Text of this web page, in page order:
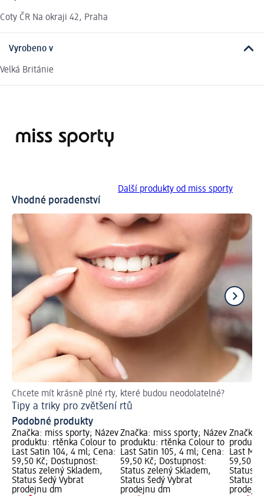
Coty ČR Na okraji 42, Praha
Vyrobeno v
Velká Británie
Další produkty od miss sporty
Vhodné poradenství
Chcete mít krásně plné rty, které budou neodolatelné?
Tipy a triky pro zvětšení rtů
Podobné produkty
Značka: miss sporty; Název
produktu: rtěnka Colour to
Last Satin 104, 4 ml; Cena:
59,50 Kč; Dostupnost:
Status zelený Skladem,
Status šedý Vybrat
prodejnu dm
Značka: miss sporty; Název
produktu: rtěnka Colour to
Last Satin 105, 4 ml; Cena:
59,50 Kč; Dostupnost:
Status zelený Skladem,
Status šedý Vybrat
prodejnu dm
Značka:
Last
59,50
Status
Status